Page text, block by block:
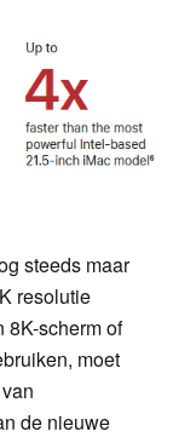
steeds maar
resolutie
8K-scherm of
moet
de nieuwe